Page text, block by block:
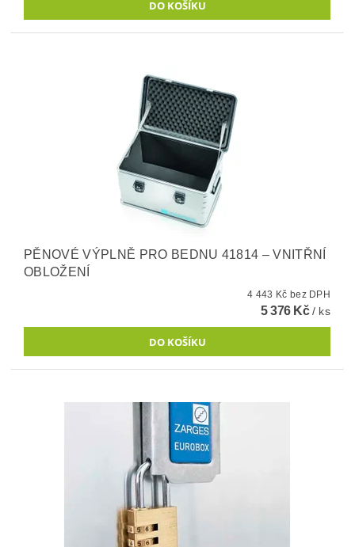
PĚNOVÉ VÝPLNĚ PRO BEDNU 41814 – VNITŘNÍ
OBLOŽENÍ
4 443 Kč bez DPH
5 376 Kč/ ks